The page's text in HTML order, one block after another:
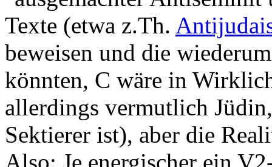
Texte (etwa z.Th.
beweisen und die
könnten, C wäre in
allerdings vermutlich
Sektierer ist), aber die
Also: Je energischer ein